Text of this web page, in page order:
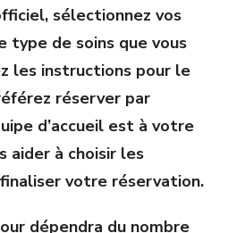
sélectionnez vos
type de soins que vous
les instructions pour le
réserver par
d’accueil est à votre
aider à choisir les
votre réservation.
dépendra du nombre